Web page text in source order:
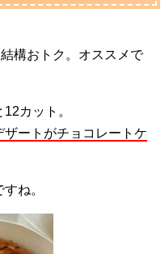
構おトク。オススメで
カット。
ザートがチョコレートケ
ね。